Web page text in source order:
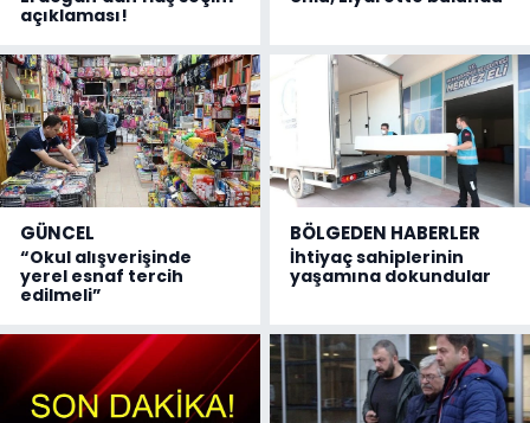
açıklaması!
GÜNCEL
“Okul alışverişinde
yerel esnaf tercih
edilmeli”
BÖLGEDEN HABERLER
İhtiyaç sahiplerinin
yaşamına dokundular